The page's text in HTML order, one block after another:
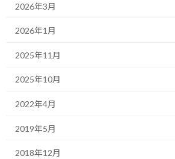
2026年3月
2026年1月
2025年11月
2025年10月
2022年4月
2019年5月
2018年12月